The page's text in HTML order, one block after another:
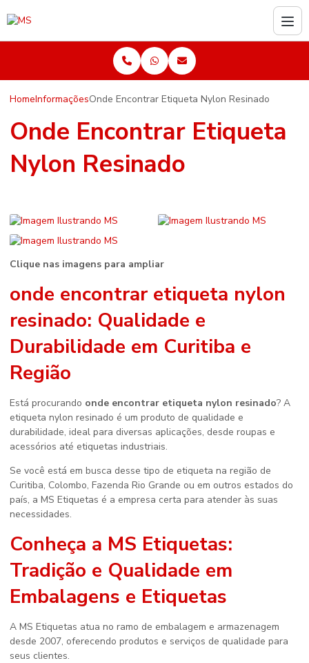
HomeInformaçõesOnde Encontrar Etiqueta Nylon Resinado
Onde Encontrar Etiqueta
Nylon Resinado
Clique nas imagens para ampliar
onde encontrar etiqueta nylon
resinado: Qualidade e
Durabilidade em Curitiba e
Região
Está procurando onde encontrar etiqueta nylon resinado? A
etiqueta nylon resinado é um produto de qualidade e
durabilidade, ideal para diversas aplicações, desde roupas e
acessórios até etiquetas industriais.
Se você está em busca desse tipo de etiqueta na região de
Curitiba, Colombo, Fazenda Rio Grande ou em outros estados do
país, a MS Etiquetas é a empresa certa para atender às suas
necessidades.
Conheça a MS Etiquetas:
Tradição e Qualidade em
Embalagens e Etiquetas
A MS Etiquetas atua no ramo de embalagem e armazenagem
desde 2007, oferecendo produtos e serviços de qualidade para
seus clientes.